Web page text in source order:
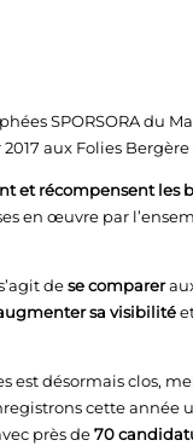
SPORSORA du
aux Folies Bergère
et récompensent les
en œuvre par
dese comparer
sa visibilité
est désormais clos,
cette année
près de70